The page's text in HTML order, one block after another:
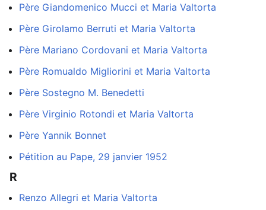
Père Giandomenico Mucci et Maria Valtorta
Père Girolamo Berruti et Maria Valtorta
Père Mariano Cordovani et Maria Valtorta
Père Romualdo Migliorini et Maria Valtorta
Père Sostegno M. Benedetti
Père Virginio Rotondi et Maria Valtorta
Père Yannik Bonnet
Pétition au Pape, 29 janvier 1952
R
Renzo Allegri et Maria Valtorta